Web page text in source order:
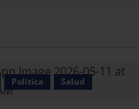
Política Salud